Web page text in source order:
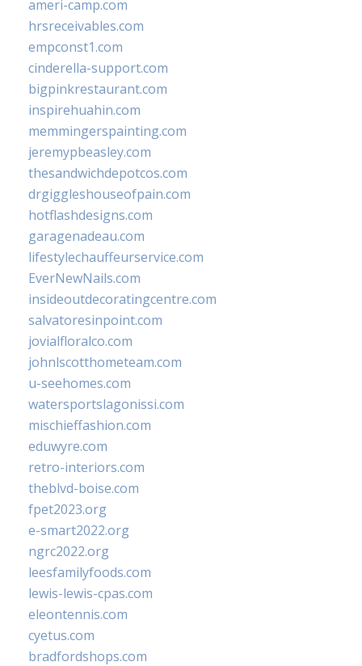
ameri-camp.com
hrsreceivables.com
empconst1.com
cinderella-support.com
bigpinkrestaurant.com
inspirehuahin.com
memmingerspainting.com
jeremypbeasley.com
thesandwichdepotcos.com
drgiggleshouseofpain.com
hotflashdesigns.com
garagenadeau.com
lifestylechauffeurservice.com
EverNewNails.com
insideoutdecoratingcentre.com
salvatoresinpoint.com
jovialfloralco.com
johnlscotthometeam.com
u-seehomes.com
watersportslagonissi.com
mischieffashion.com
eduwyre.com
retro-interiors.com
theblvd-boise.com
fpet2023.org
e-smart2022.org
ngrc2022.org
leesfamilyfoods.com
lewis-lewis-cpas.com
eleontennis.com
cyetus.com
bradfordshops.com